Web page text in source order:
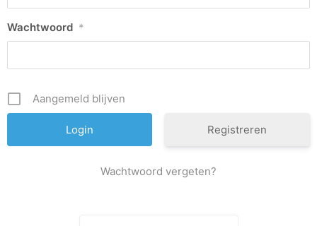
Wachtwoord *
Aangemeld blijven
Registreren
Wachtwoord vergeten?